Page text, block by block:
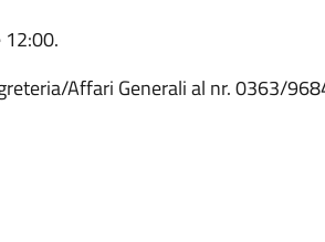
Affari Generali al nr. 0363/